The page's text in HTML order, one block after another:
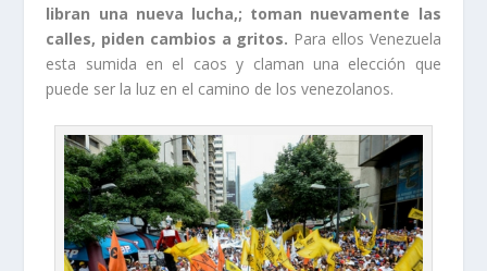
libran una nueva lucha,; toman nuevamente las
calles, piden cambios a gritos. Para ellos Venezuela
esta sumida en el caos y claman una elección que
puede ser la luz en el camino de los venezolanos.